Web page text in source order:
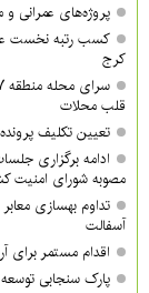
پروژه‌های عمرانی و
کرج
قلب محلات
تعیین تکلیف
مصوبه شورای امنیت
آسفالت
اقدام مستمر برای
پارک سنجابی